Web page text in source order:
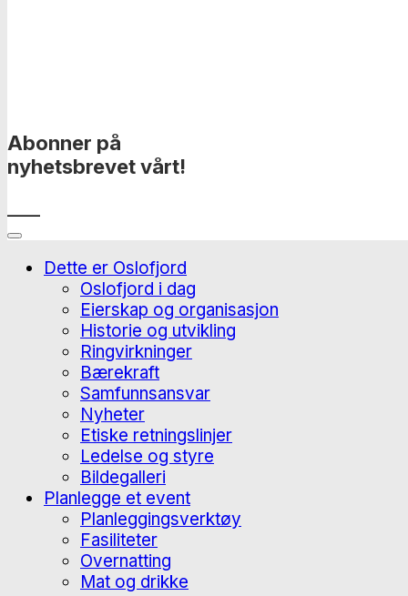
Abonner på
nyhetsbrevet vårt!
Dette er Oslofjord
Oslofjord i dag
Eierskap og organisasjon
Historie og utvikling
Ringvirkninger
Bærekraft
Samfunnsansvar
Nyheter
Etiske retningslinjer
Ledelse og styre
Bildegalleri
Planlegge et event
Planleggingsverktøy
Fasiliteter
Overnatting
Mat og drikke